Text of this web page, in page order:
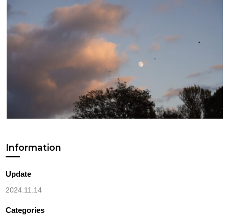
Information
Update
2024.11.14
Categories